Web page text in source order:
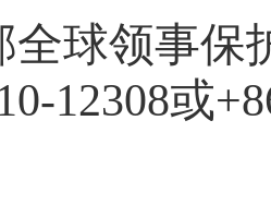
全球领事保
12308或